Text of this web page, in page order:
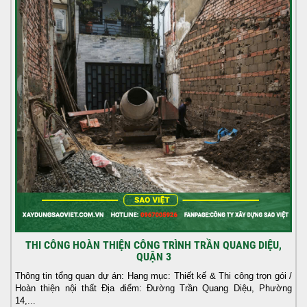
THI CÔNG HOÀN THIỆN CÔNG TRÌNH TRẦN QUANG DIỆU,
QUẬN 3
Thông tin tổng quan dự án: Hạng mục: Thiết kế & Thi công trọn gói /
Hoàn thiện nội thất Địa điểm: Đường Trần Quang Diệu, Phường
14,...